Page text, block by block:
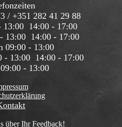
/ +351 282 41 29 88
13:00 14:00 - 17:00
13:00 14:00 - 17:00
09:00 - 13:00
- 13:00 14:00 - 17:00
- 13:00
über Ihr Feedback!